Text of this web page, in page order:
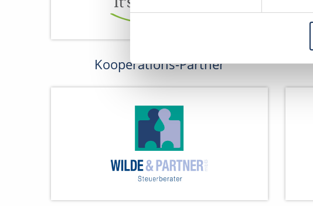
Kooperations-Partner